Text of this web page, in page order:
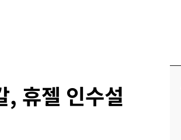
, 휴젤 인수설